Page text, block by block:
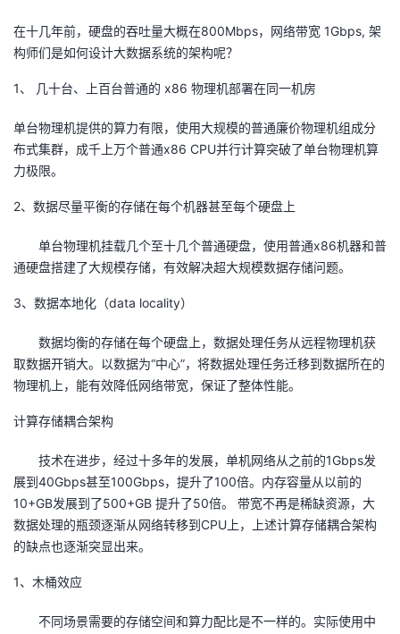
动
关
的
发
者
学
的
课
程
我
的
认
证
我
的
实
验
我
的
收
藏
我
支
持
我
术
支
持
云
声
建
议
在十几年前，硬盘的吞吐量大概在800Mbps，网络带宽 1Gbps, 架
构师们是如何设计大数据系统的架构呢？
1、 几十台、上百台普通的 x86 物理机部署在同一机房
单台物理机提供的算力有限，使用大规模的普通廉价物理机组成分
布式集群，成千上万个普通x86 CPU并行计算突破了单台物理机算
力极限。
2、数据尽量平衡的存储在每个机器甚至每个硬盘上
单台物理机挂载几个至十几个普通硬盘，使用普通x86机器和普
通硬盘搭建了大规模存储，有效解决超大规模数据存储问题。
3、数据本地化（data locality）
数据均衡的存储在每个硬盘上，数据处理任务从远程物理机获
取数据开销大。以数据为“中心”，将数据处理任务迁移到数据所在的
物理机上，能有效降低网络带宽，保证了整体性能。
计算存储耦合架构
技术在进步，经过十多年的发展，单机网络从之前的1Gbps发
展到40Gbps甚至100Gbps，提升了100倍。内存容量从以前的
10+GB发展到了500+GB 提升了50倍。 带宽不再是稀缺资源，大
数据处理的瓶颈逐渐从网络转移到CPU上，上述计算存储耦合架构
的缺点也逐渐突显出来。
1、木桶效应
不同场景需要的存储空间和算力配比是不一样的。实际使用中